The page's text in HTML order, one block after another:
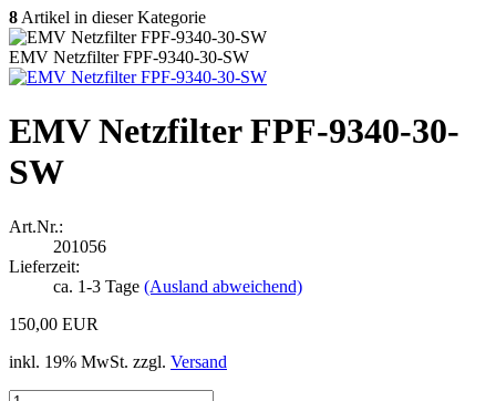
8 Artikel in dieser Kategorie
EMV Netzfilter FPF-9340-30-SW
EMV Netzfilter FPF-9340-30-
SW
Art.Nr.:
201056
Lieferzeit:
ca. 1-3 Tage (Ausland abweichend)
150,00 EUR
inkl. 19% MwSt. zzgl. Versand